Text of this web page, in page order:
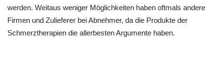
werden. Weitaus weniger Möglichkeiten haben oftmals andere
Firmen und Zulieferer bei Abnehmer, da die Produkte der
Schmerztherapien die allerbesten Argumente haben.